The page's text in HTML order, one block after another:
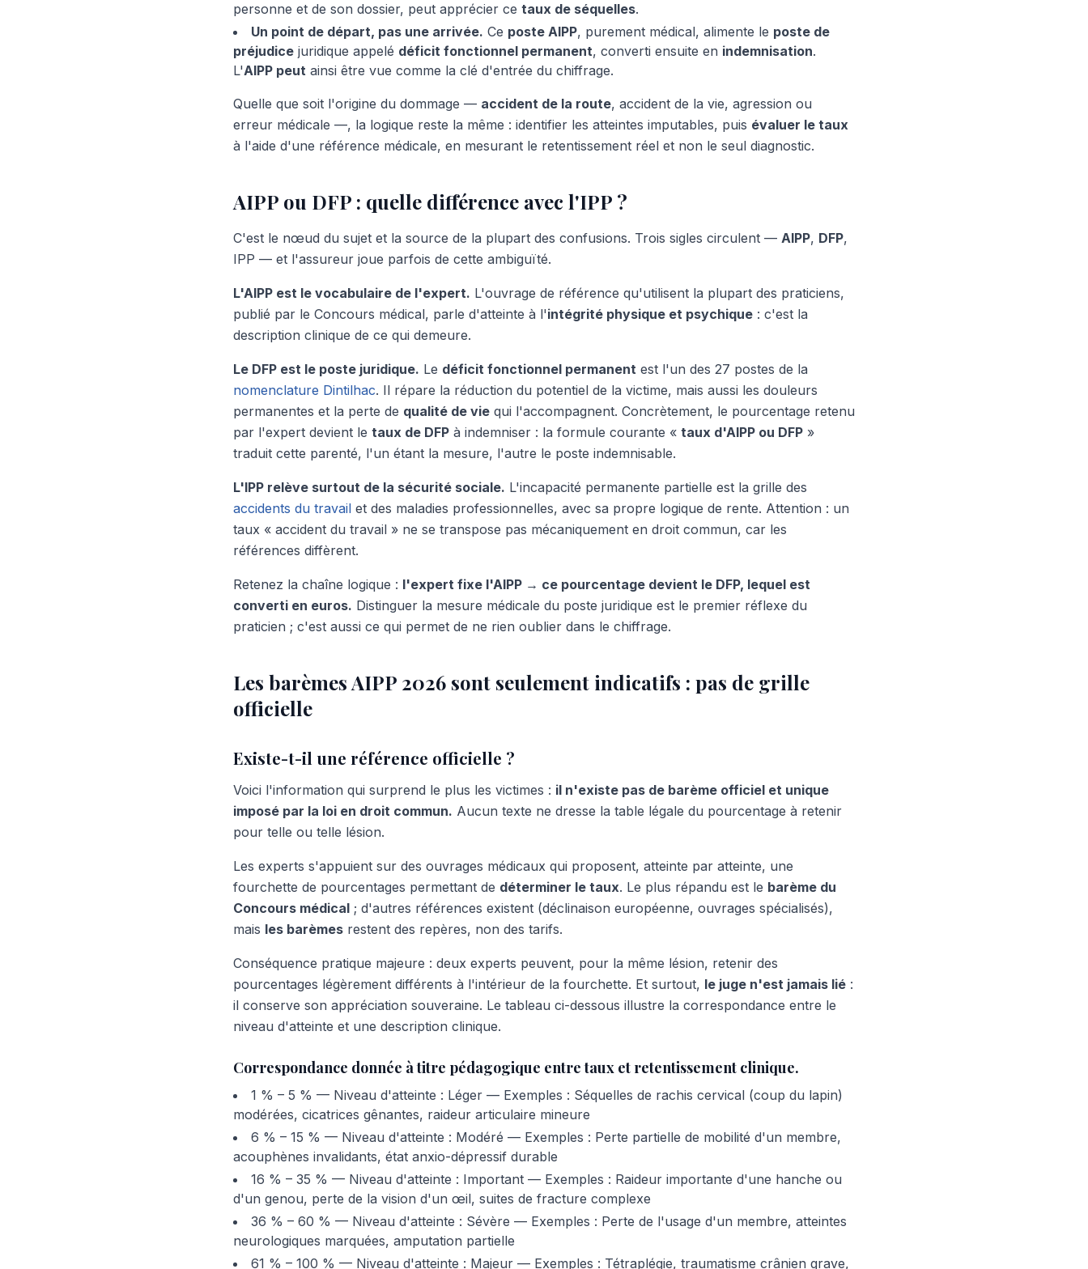
personne et de son dossier, peut apprécier ce taux de séquelles.
Un point de départ, pas une arrivée. Ce poste AIPP, purement médical, alimente le poste de
préjudice juridique appelé déficit fonctionnel permanent, converti ensuite en indemnisation.
L'AIPP peut ainsi être vue comme la clé d'entrée du chiffrage.
Quelle que soit l'origine du dommage — accident de la route, accident de la vie, agression ou
erreur médicale —, la logique reste la même : identifier les atteintes imputables, puis évaluer le taux
à l'aide d'une référence médicale, en mesurant le retentissement réel et non le seul diagnostic.
AIPP ou DFP : quelle différence avec l'IPP ?
C'est le nœud du sujet et la source de la plupart des confusions. Trois sigles circulent — AIPP, DFP,
IPP — et l'assureur joue parfois de cette ambiguïté.
L'AIPP est le vocabulaire de l'expert. L'ouvrage de référence qu'utilisent la plupart des praticiens,
publié par le Concours médical, parle d'atteinte à l'intégrité physique et psychique : c'est la
description clinique de ce qui demeure.
Le DFP est le poste juridique. Le déficit fonctionnel permanent est l'un des 27 postes de la
nomenclature Dintilhac. Il répare la réduction du potentiel de la victime, mais aussi les douleurs
permanentes et la perte de qualité de vie qui l'accompagnent. Concrètement, le pourcentage retenu
par l'expert devient le taux de DFP à indemniser : la formule courante « taux d'AIPP ou DFP »
traduit cette parenté, l'un étant la mesure, l'autre le poste indemnisable.
L'IPP relève surtout de la sécurité sociale. L'incapacité permanente partielle est la grille des
accidents du travail et des maladies professionnelles, avec sa propre logique de rente. Attention : un
taux « accident du travail » ne se transpose pas mécaniquement en droit commun, car les
références diffèrent.
Retenez la chaîne logique : l'expert fixe l'AIPP → ce pourcentage devient le DFP, lequel est
converti en euros. Distinguer la mesure médicale du poste juridique est le premier réflexe du
praticien ; c'est aussi ce qui permet de ne rien oublier dans le chiffrage.
Les barèmes AIPP 2026 sont seulement indicatifs : pas de grille
officielle
Existe-t-il une référence officielle ?
Voici l'information qui surprend le plus les victimes : il n'existe pas de barème officiel et unique
imposé par la loi en droit commun. Aucun texte ne dresse la table légale du pourcentage à retenir
pour telle ou telle lésion.
Les experts s'appuient sur des ouvrages médicaux qui proposent, atteinte par atteinte, une
fourchette de pourcentages permettant de déterminer le taux. Le plus répandu est le barème du
Concours médical ; d'autres références existent (déclinaison européenne, ouvrages spécialisés),
mais les barèmes restent des repères, non des tarifs.
Conséquence pratique majeure : deux experts peuvent, pour la même lésion, retenir des
pourcentages légèrement différents à l'intérieur de la fourchette. Et surtout, le juge n'est jamais lié :
il conserve son appréciation souveraine. Le tableau ci-dessous illustre la correspondance entre le
niveau d'atteinte et une description clinique.
Correspondance donnée à titre pédagogique entre taux et retentissement clinique.
1 % – 5 % — Niveau d'atteinte : Léger — Exemples : Séquelles de rachis cervical (coup du lapin)
modérées, cicatrices gênantes, raideur articulaire mineure
6 % – 15 % — Niveau d'atteinte : Modéré — Exemples : Perte partielle de mobilité d'un membre,
acouphènes invalidants, état anxio-dépressif durable
16 % – 35 % — Niveau d'atteinte : Important — Exemples : Raideur importante d'une hanche ou
d'un genou, perte de la vision d'un œil, suites de fracture complexe
36 % – 60 % — Niveau d'atteinte : Sévère — Exemples : Perte de l'usage d'un membre, atteintes
neurologiques marquées, amputation partielle
61 % – 100 % — Niveau d'atteinte : Majeur — Exemples : Tétraplégie, traumatisme crânien grave,